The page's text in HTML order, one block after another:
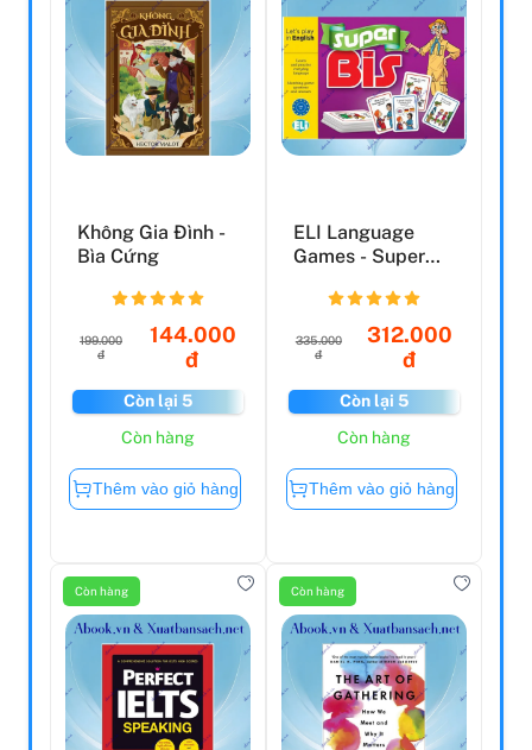
Không Gia Đình -
Bìa Cứng
199.000
đ
144.000
đ
Còn lại 5
Còn hàng
Thêm vào giỏ hàng
ELI Language
Games - Super
335.000
đ
312.000
đ
Còn lại 5
Còn hàng
Thêm vào giỏ hàng
Còn hàng Còn hàng